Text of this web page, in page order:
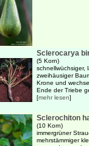
Sclerocarya
(5 Korn)
schnellwüchsiger,
zweihäusiger
Krone und
Ende der Triebe
[mehr lesen]
Sclerochiton
(10 Korn)
immergrüner
mehrstämmiger